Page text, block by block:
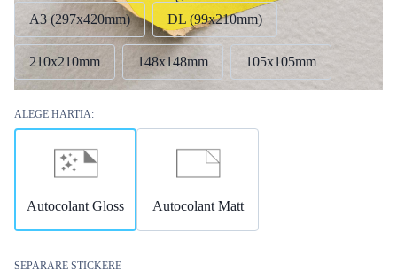
А3 (297x420mm) DL (99x210mm)
210x210mm 148x148mm 105x105mm
ALEGE HARTIA:
Autocolant Gloss Autocolant Matt
SEPARARE STICKERE